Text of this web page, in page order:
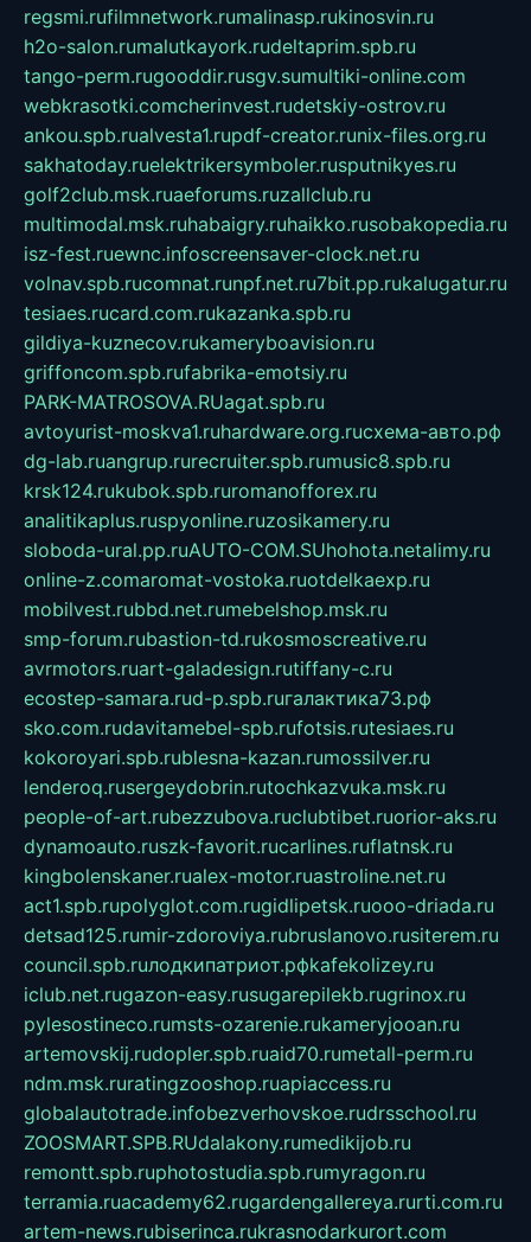
regsmi.rufilmnetwork.rumalinasp.rukinosvin.ru
h2o-salon.rumalutkayork.rudeltaprim.spb.ru
tango-perm.rugooddir.rusgv.sumultiki-online.com
webkrasotki.comcherinvest.rudetskiy-ostrov.ru
ankou.spb.rualvesta1.rupdf-creator.runix-files.org.ru
sakhatoday.ruelektrikersymboler.rusputnikyes.ru
golf2club.msk.ruaeforums.ruzallclub.ru
multimodal.msk.ruhabaigry.ruhaikko.rusobakopedia.ru
isz-fest.ruewnc.infoscreensaver-clock.net.ru
volnav.spb.rucomnat.runpf.net.ru7bit.pp.rukalugatur.ru
tesiaes.rucard.com.rukazanka.spb.ru
gildiya-kuznecov.rukameryboavision.ru
griffoncom.spb.rufabrika-emotsiy.ru
PARK-MATROSOVA.RUagat.spb.ru
avtoyurist-moskva1.ruhardware.org.ruсхема-авто.рф
dg-lab.ruangrup.rurecruiter.spb.rumusic8.spb.ru
krsk124.rukubok.spb.ruromanofforex.ru
analitikaplus.ruspyonline.ruzosikamery.ru
sloboda-ural.pp.ruAUTO-COM.SUhohota.netalimy.ru
online-z.comaromat-vostoka.ruotdelkaexp.ru
mobilvest.rubbd.net.rumebelshop.msk.ru
smp-forum.rubastion-td.rukosmoscreative.ru
avrmotors.ruart-galadesign.rutiffany-c.ru
ecostep-samara.rud-p.spb.ruгалактика73.рф
sko.com.rudavitamebel-spb.rufotsis.rutesiaes.ru
kokoroyari.spb.rublesna-kazan.rumossilver.ru
lenderoq.rusergeydobrin.rutochkazvuka.msk.ru
people-of-art.rubezzubova.ruclubtibet.ruorior-aks.ru
dynamoauto.ruszk-favorit.rucarlines.ruflatnsk.ru
kingbolenskaner.rualex-motor.ruastroline.net.ru
act1.spb.rupolyglot.com.rugidlipetsk.ruooo-driada.ru
detsad125.rumir-zdoroviya.rubruslanovo.rusiterem.ru
council.spb.ruлодкипатриот.рфkafekolizey.ru
iclub.net.rugazon-easy.rusugarepilekb.rugrinox.ru
pylesostineco.rumsts-ozarenie.rukameryjooan.ru
artemovskij.rudopler.spb.ruaid70.rumetall-perm.ru
ndm.msk.ruratingzooshop.ruapiaccess.ru
globalautotrade.infobezverhovskoe.rudrsschool.ru
ZOOSMART.SPB.RUdalakony.rumedikijob.ru
remontt.spb.ruphotostudia.spb.rumyragon.ru
terramia.ruacademy62.rugardengallereya.rurti.com.ru
artem-news.rubiserinca.rukrasnodarkurort.com